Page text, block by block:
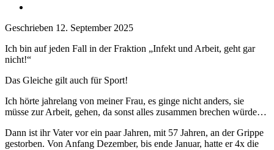
Geschrieben 12. September 2025
Ich bin auf jeden Fall in der Fraktion „Infekt und Arbeit, geht gar
nicht!“
Das Gleiche gilt auch für Sport!
Ich hörte jahrelang von meiner Frau, es ginge nicht anders, sie
müsse zur Arbeit, gehen, da sonst alles zusammen brechen würde…
Dann ist ihr Vater vor ein paar Jahren, mit 57 Jahren, an der Grippe
gestorben. Von Anfang Dezember, bis ende Januar, hatte er 4x die